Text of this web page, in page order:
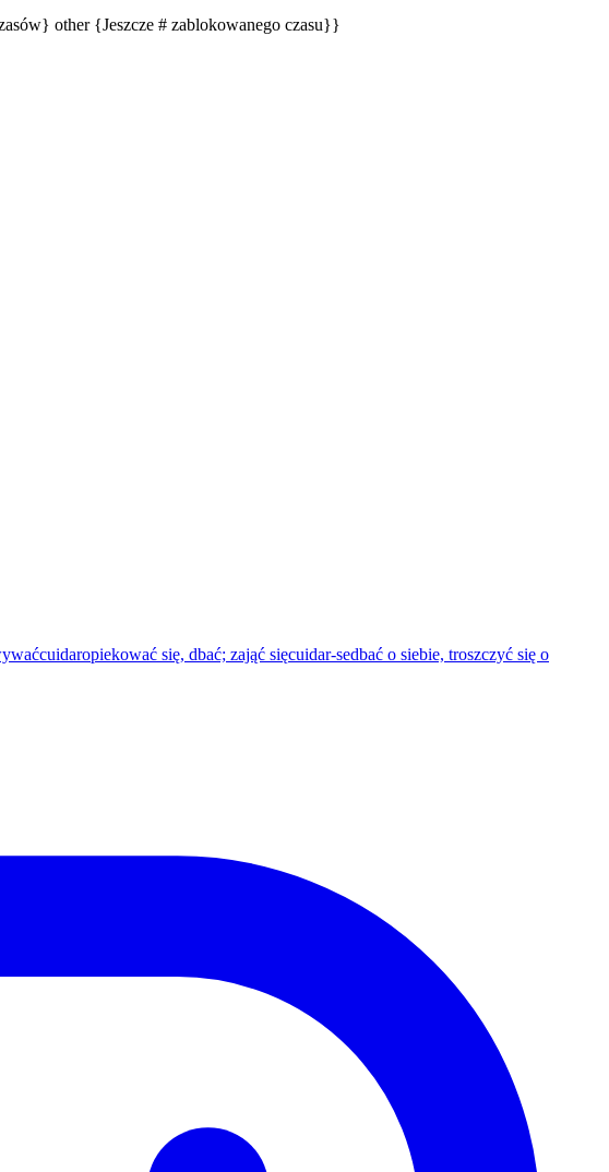
other {Jeszcze # zablokowanego czasu}}
cuidaropiekować się, dbać; zająć sięcuidar-sedbać o siebie, troszczyć się o